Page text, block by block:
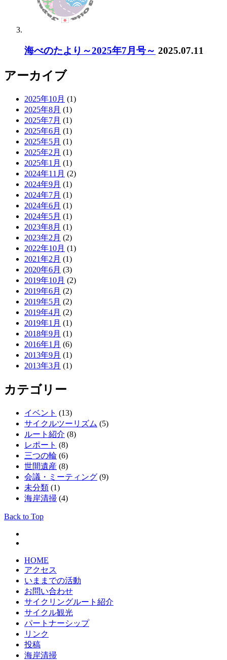
海べのたより～2025年7月号～ 2025.07.11
アーカイブ
2025年10月 (1)
2025年8月 (1)
2025年7月 (1)
2025年6月 (1)
2025年5月 (1)
2025年2月 (1)
2025年1月 (1)
2024年11月 (2)
2024年9月 (1)
2024年7月 (1)
2024年6月 (1)
2024年5月 (1)
2023年8月 (1)
2023年2月 (2)
2022年10月 (1)
2021年2月 (1)
2020年6月 (3)
2019年10月 (2)
2019年6月 (2)
2019年5月 (2)
2019年4月 (2)
2019年1月 (1)
2018年9月 (1)
2016年1月 (6)
2013年9月 (1)
2013年3月 (1)
カテゴリー
イベント (13)
サイクルツーリズム (5)
ルート紹介 (8)
レポート (8)
三つの輪 (6)
世間遺産 (8)
会議・ミーティング (9)
未分類 (1)
海岸清掃 (4)
Back to Top
HOME
アクセス
いままでの活動
お問い合わせ
サイクリングルート紹介
サイクル観光
パートナーシップ
リンク
投稿
海岸清掃